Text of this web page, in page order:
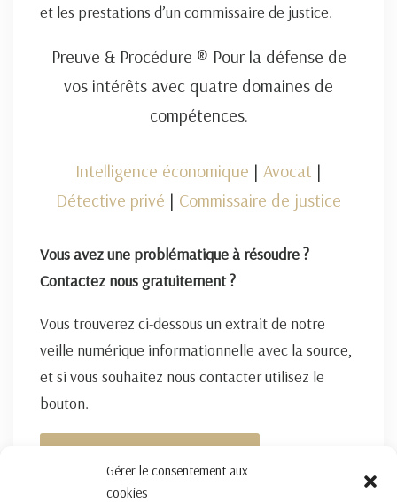
Gérer le consentement aux
cookies
et les prestations d’un commissaire de justice.
Preuve & Procédure ® Pour la défense de
vos intérêts avec quatre domaines de
compétences.
Intelligence économique | Avocat |
Détective privé | Commissaire de justice
Vous avez une problématique à résoudre ?
Contactez nous gratuitement ?
Vous trouverez ci-dessous un extrait de notre
veille numérique informationnelle avec la source,
et si vous souhaitez nous contacter utilisez le
bouton.